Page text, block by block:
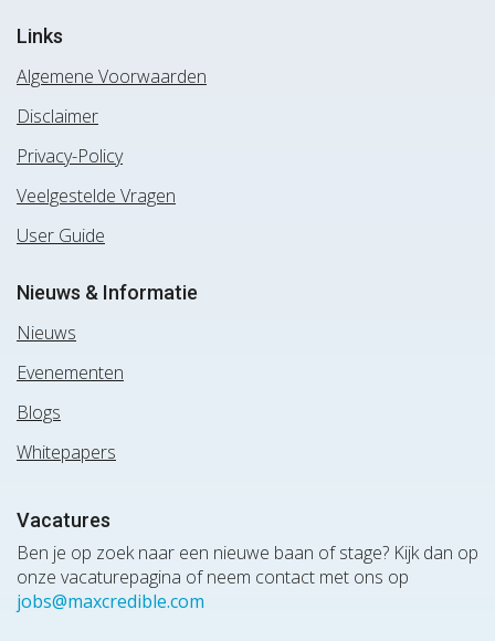
Links
Algemene Voorwaarden
Disclaimer
Privacy-Policy
Veelgestelde Vragen
User Guide
Nieuws & Informatie
Nieuws
Evenementen
Blogs
Whitepapers
Vacatures
Ben je op zoek naar een nieuwe baan of stage? Kijk dan op
onze vacaturepagina of neem contact met ons op
jobs@maxcredible.com